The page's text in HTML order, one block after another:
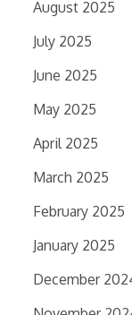
August 2025
July 2025
June 2025
May 2025
April 2025
March 2025
February 2025
January 2025
December